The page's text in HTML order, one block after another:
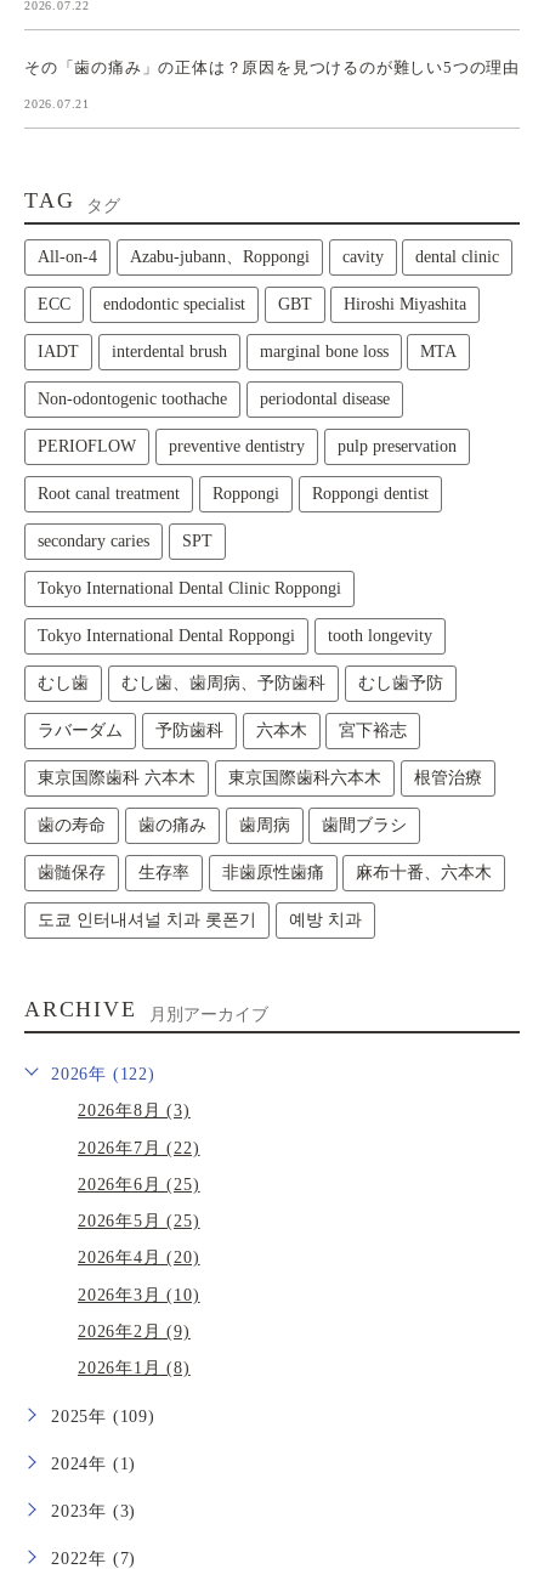
2026.07.22
その「歯の痛み」の正体は？原因を見つけるのが難しい5つの理由
2026.07.21
TAG タグ
All‑on‑4 Azabu-jubann、Roppongi cavity dental clinic
ECC endodontic specialist GBT Hiroshi Miyashita
IADT interdental brush marginal bone loss MTA
Non-odontogenic toothache periodontal disease
PERIOFLOW preventive dentistry pulp preservation
Root canal treatment Roppongi Roppongi dentist
secondary caries SPT
Tokyo International Dental Clinic Roppongi
Tokyo International Dental Roppongi tooth longevity
むし歯 むし歯、歯周病、予防歯科 むし歯予防
ラバーダム 予防歯科 六本木 宮下裕志
東京国際歯科 六本木 東京国際歯科六本木 根管治療
歯の寿命 歯の痛み 歯周病 歯間ブラシ
歯髄保存 生存率 非歯原性歯痛 麻布十番、六本木
도쿄 인터내셔널 치과 롯폰기 예방 치과
ARCHIVE 月別アーカイブ
2026年 (122)
2026年8月 (3)
2026年7月 (22)
2026年6月 (25)
2026年5月 (25)
2026年4月 (20)
2026年3月 (10)
2026年2月 (9)
2026年1月 (8)
2025年 (109)
2024年 (1)
2023年 (3)
2022年 (7)